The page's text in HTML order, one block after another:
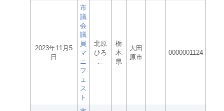
2023年11月5
日
市
議
会
議
員
マ
ニ
フ
ェ
ス
ト
北原
ひろ
こ
栃
木
県
大田
原市
0000001124